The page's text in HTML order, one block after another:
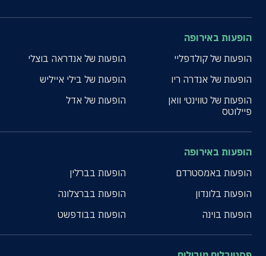
הופעות באירופה
הופעות של קולדפליי
הופעות של אנדראה בוצלי
הופעות של אנדרה ריו
הופעות של בילי אייליש
הופעות של טווינטי וואן
פיילוטס
הופעות של אדל
הופעות באירופה
הופעות באמסטרדם
הופעות בברלין
הופעות בלונדון
הופעות בברצלונה
הופעות בוינה
הופעות בבודפשט